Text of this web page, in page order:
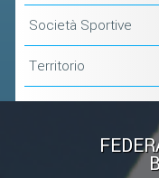
Società Sportive
Territorio